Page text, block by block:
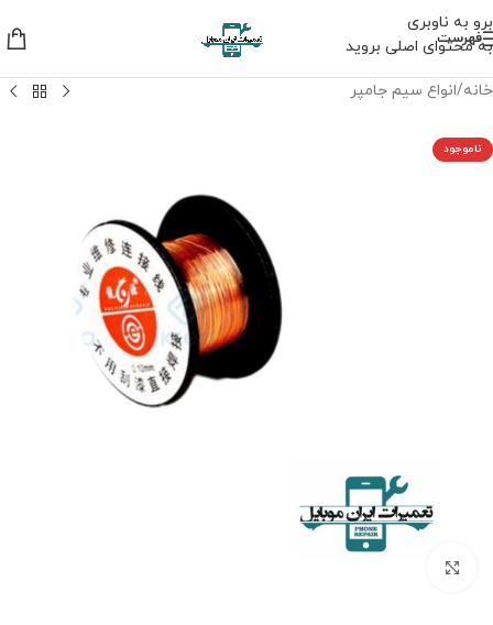
برو به ناوبری
به محتوای اصلی بروید
فهرست
خانه/انواع سیم جامپر
ناموجود